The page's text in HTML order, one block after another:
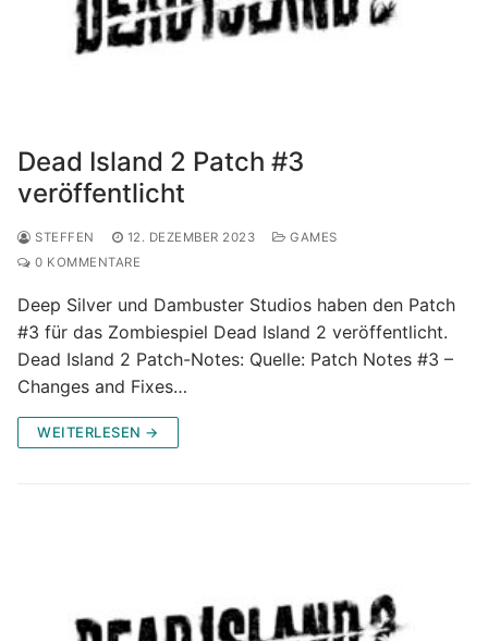
Dead Island 2 Patch #3
veröffentlicht
STEFFEN 12. DEZEMBER 2023
GAMES
0 KOMMENTARE
Deep Silver und Dambuster Studios haben den Patch
#3 für das Zombiespiel Dead Island 2 veröffentlicht.
Dead Island 2 Patch-Notes: Quelle: Patch Notes #3 –
Changes and Fixes…
WEITERLESEN →